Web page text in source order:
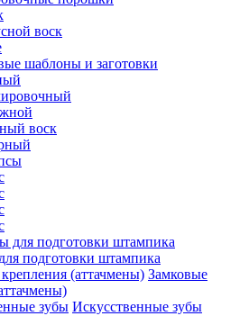
воск
шаблоны и заготовки
воск
подготовки штампика
Замковые
Искусственные зубы